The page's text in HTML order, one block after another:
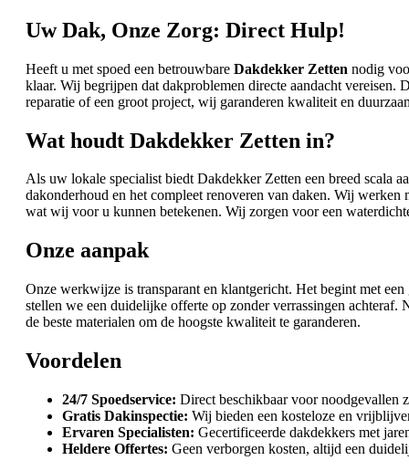
Uw Dak, Onze Zorg: Direct Hulp!
Heeft u met spoed een betrouwbare Dakdekker Zetten nodig
klaar. Wij begrijpen dat dakproblemen directe aandacht
reparatie of een groot project, wij garanderen kwaliteit en
Wat houdt Dakdekker Zetten in?
Als uw lokale specialist biedt Dakdekker Zetten een breed scala
dakonderhoud en het compleet renoveren van daken. Wij
wat wij voor u kunnen betekenen. Wij zorgen voor een
Onze aanpak
Onze werkwijze is transparant en klantgericht. Het begint met
stellen we een duidelijke offerte op zonder verrassingen
de beste materialen om de hoogste kwaliteit te garanderen.
Voordelen
24/7 Spoedservice: Direct beschikbaar voor noodgevallen
Gratis Dakinspectie: Wij bieden een kosteloze en
Ervaren Specialisten: Gecertificeerde dakdekkers met
Heldere Offertes: Geen verborgen kosten, altijd een